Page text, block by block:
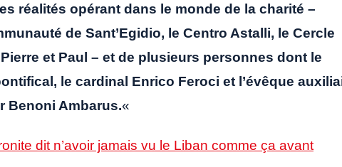
réalités opérant dans le monde de la charité –
de Sant’Egidio, le Centro Astalli, le Cercle
et Paul – et de plusieurs personnes dont le
le cardinal Enrico Feroci et l’évêque
Benoni Ambarus.«
dit n’avoir jamais vu le Liban comme ça avant